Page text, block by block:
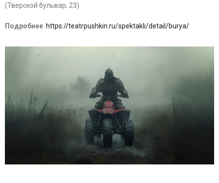
(Тверской бульвар, 23)
Подробнее: https://teatrpushkin.ru/spektakli/detail/burya/